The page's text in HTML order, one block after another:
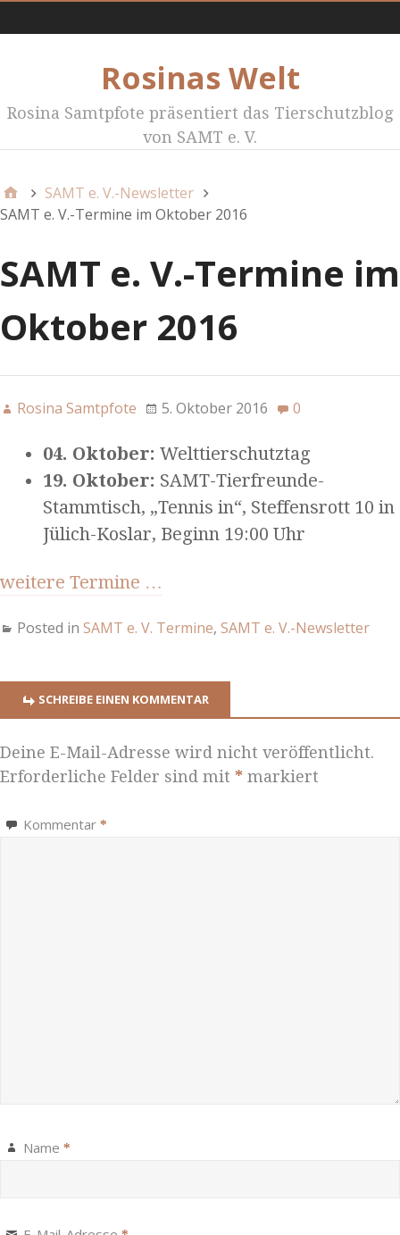
Rosinas Welt
Rosina Samtpfote präsentiert das Tierschutzblog
von SAMT e. V.
SAMT e. V.-Newsletter
SAMT e. V.-Termine im Oktober 2016
SAMT e. V.-Termine im
Oktober 2016
Rosina Samtpfote 5. Oktober 2016 0
04. Oktober: Welttierschutztag
19. Oktober: SAMT-Tierfreunde-
Stammtisch, „Tennis in“, Steffensrott 10 in
Jülich-Koslar, Beginn 19:00 Uhr
weitere Termine …
Posted in SAMT e. V. Termine, SAMT e. V.-Newsletter
SCHREIBE EINEN KOMMENTAR
Deine E-Mail-Adresse wird nicht veröffentlicht.
Erforderliche Felder sind mit * markiert
Kommentar *
Name *